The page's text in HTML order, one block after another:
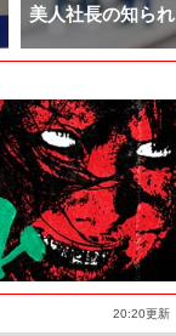
美人社長の知ら
20:20更新